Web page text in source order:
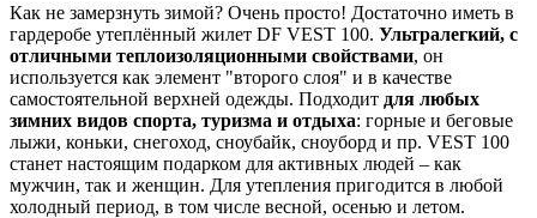
Как не замерзнуть зимой? Очень просто! Достаточно иметь в
гардеробе утеплённый жилет DF VEST 100. Ультралегкий, с
отличными теплоизоляционными свойствами, он
используется как элемент "второго слоя" и в качестве
самостоятельной верхней одежды. Подходит для любых
зимних видов спорта, туризма и отдыха: горные и беговые
лыжи, коньки, снегоход, сноубайк, сноуборд и пр. VEST 100
станет настоящим подарком для активных людей – как
мужчин, так и женщин. Для утепления пригодится в любой
холодный период, в том числе весной, осенью и летом.